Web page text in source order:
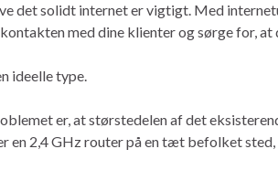
det solidt internet er vigtigt. Med
med dine klienter og sørge for,
ideelle type.
er, at størstedelen af ​​det
2,4 GHz router på en tæt befolket